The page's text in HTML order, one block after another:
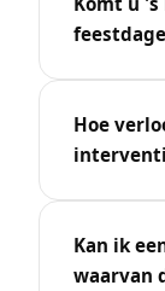
Hoe
Kan ik
waarvan